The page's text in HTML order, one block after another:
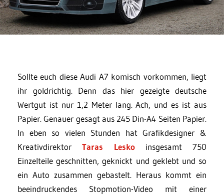
Sollte euch diese Audi A7 komisch vorkommen, liegt
ihr goldrichtig. Denn das hier gezeigte deutsche
Wertgut ist nur 1,2 Meter lang. Ach, und es ist aus
Papier. Genauer gesagt aus 245 Din-A4 Seiten Papier.
In eben so vielen Stunden hat Grafikdesigner &
KreativdirektorTaras Leskoinsgesamt 750
Einzelteile geschnitten, geknickt und geklebt und so
ein Auto zusammen gebastelt. Heraus kommt ein
beeindruckendes Stopmotion-Video mit einer